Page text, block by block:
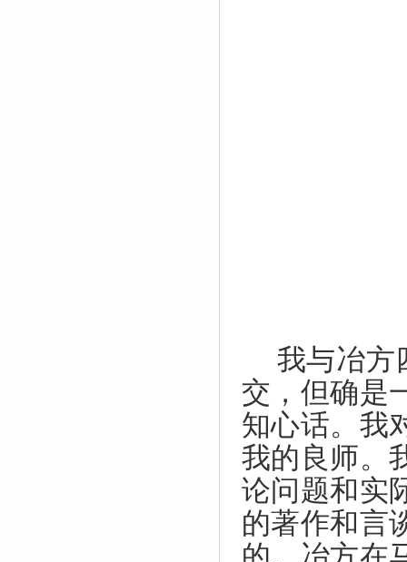
我与冶方
交，但确是
知心话。我
我的良师。
论问题和实
的著作和言